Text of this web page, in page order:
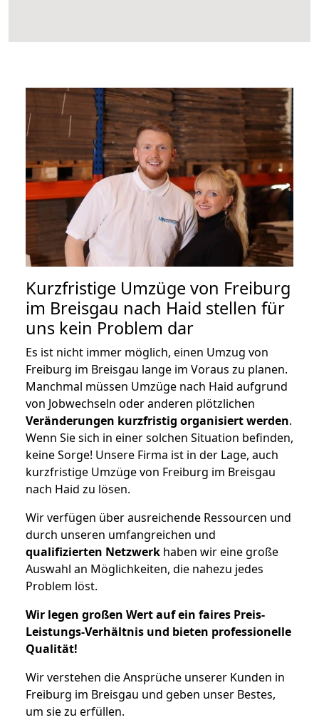
Kurzfristige Umzüge von Freiburg
im Breisgau nach Haid stellen für
uns kein Problem dar
Es ist nicht immer möglich, einen Umzug von
Freiburg im Breisgau lange im Voraus zu planen.
Manchmal müssen Umzüge nach Haid aufgrund
von Jobwechseln oder anderen plötzlichen
Veränderungen kurzfristig organisiert werden.
Wenn Sie sich in einer solchen Situation befinden,
keine Sorge! Unsere Firma ist in der Lage, auch
kurzfristige Umzüge von Freiburg im Breisgau
nach Haid zu lösen.
Wir verfügen über ausreichende Ressourcen und
durch unseren umfangreichen und
qualifizierten Netzwerk haben wir eine große
Auswahl an Möglichkeiten, die nahezu jedes
Problem löst.
Wir legen großen Wert auf ein faires Preis-
Leistungs-Verhältnis und bieten professionelle
Qualität!
Wir verstehen die Ansprüche unserer Kunden in
Freiburg im Breisgau und geben unser Bestes,
um sie zu erfüllen.